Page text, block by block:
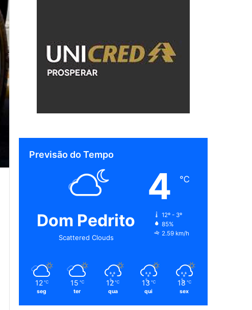
Previsão do Tempo
Dom Pedrito
Scattered Clouds
4 ℃
12º - 3º
85%
2.59 km/h
12 ℃
seg
15 ℃
ter
12 ℃
qua
13 ℃
qui
18 ℃
sex